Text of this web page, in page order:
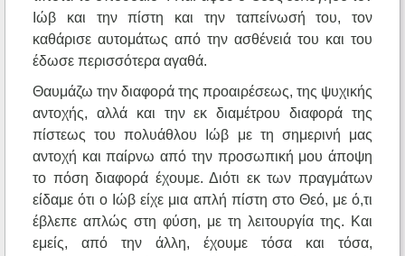
Ιώβ και την πίστη και την ταπείνωσή του, τον
καθάρισε αυτομάτως από την ασθένειά του και του
έδωσε περισσότερα αγαθά.
Θαυμάζω την διαφορά της προαιρέσεως, της ψυχικής
αντοχής, αλλά και την εκ διαμέτρου διαφορά της
πίστεως του πολυάθλου Ιώβ με τη σημερινή μας
αντοχή και παίρνω από την προσωπική μου άποψη
το πόση διαφορά έχουμε. Διότι εκ των πραγμάτων
είδαμε ότι ο Ιώβ είχε μια απλή πίστη στο Θεό, με ό,τι
έβλεπε απλώς στη φύση, με τη λειτουργία της. Και
εμείς, από την άλλη, έχουμε τόσα και τόσα,